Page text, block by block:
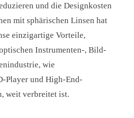
und die Designkosten
mit sphärischen Linsen hat
einzigartige Vorteile,
Instrumenten-, Bild-
wie
Player und High-End-
weit verbreitet ist.